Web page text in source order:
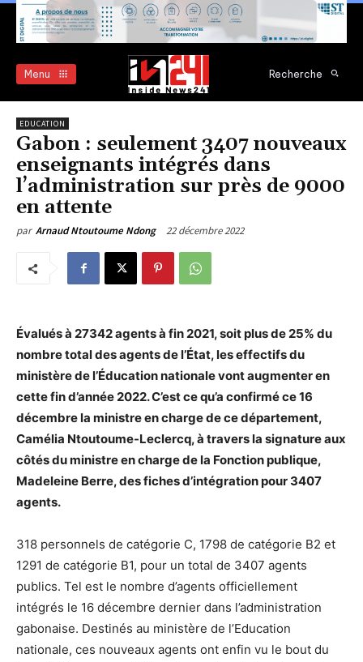
Menu Recherche
EDUCATION
Gabon : seulement 3407 nouveaux
enseignants intégrés dans
l’administration sur près de 9000
en attente
par Arnaud Ntoutoume Ndong 22 décembre 2022
Évalués à 27342 agents à fin 2021, soit plus de 25% du
nombre total des agents de l’État, les effectifs du
ministère de l’Éducation nationale vont augmenter en
cette fin d’année 2022. C’est ce qu’a confirmé ce 16
décembre la ministre en charge de ce département,
Camélia Ntoutoume-Leclercq, à travers la signature aux
côtés du ministre en charge de la Fonction publique,
Madeleine Berre, des fiches d’intégration pour 3407
agents.
318 personnels de catégorie C, 1798 de catégorie B2 et
1291 de catégorie B1, pour un total de 3407 agents
publics. Tel est le nombre d’agents officiellement
intégrés le 16 décembre dernier dans l’administration
gabonaise. Destinés au ministère de l’Education
nationale, ces nouveaux agents ont enfin vu le bout du